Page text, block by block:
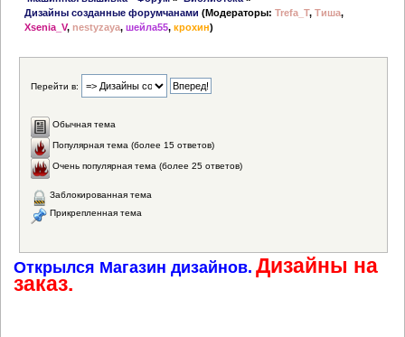
Дизайны созданные форумчанами (Модераторы:Trefa_T,Тиша,
Xsenia_V,nestyzaya,шейла55,крохин)
Перейти в:
Обычная тема
Популярная тема (более 15 ответов)
Очень популярная тема (более 25 ответов)
Заблокированная тема
Прикрепленная тема
Открылся Магазин дизайнов. Дизайны на
заказ.